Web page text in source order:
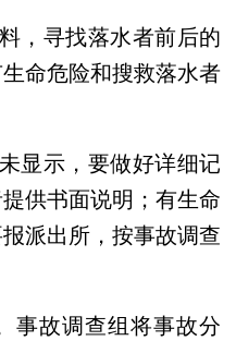
寻找落水者前后的
命危险和搜救落水者
示，要做好详细记
供书面说明；有生命
派出所，按事故调查
故调查组将事故分